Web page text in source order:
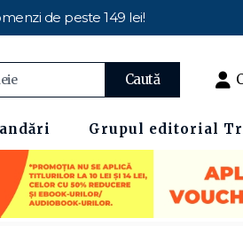
de peste 149 lei!
Caută
Grupul editorial